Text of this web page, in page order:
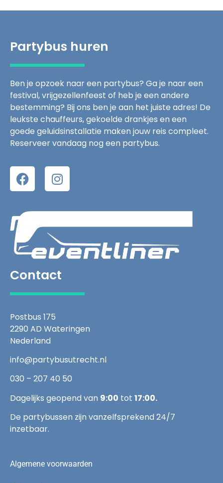
Partybus huren
Ben je opzoek naar een partybus? Ga je naar een
festival, vrijgezellenfeest of heb je een andere
bestemming? Bij ons ben je aan het juiste adres! De
leukste chauffeurs, gekoelde drankjes en een
goede geluidsinstallatie maken jouw reis compleet.
Reserveer vandaag nog een partybus.
Contact
Postbus 175
2290 AD Wateringen
Nederland
info@partybusutrecht.nl
030 – 207 40 50
Dagelijks geopend van 9:00 tot 17:00.
De partybussen zijn vanzelfsprekend 24/7
inzetbaar.
Algemene voorwaarden